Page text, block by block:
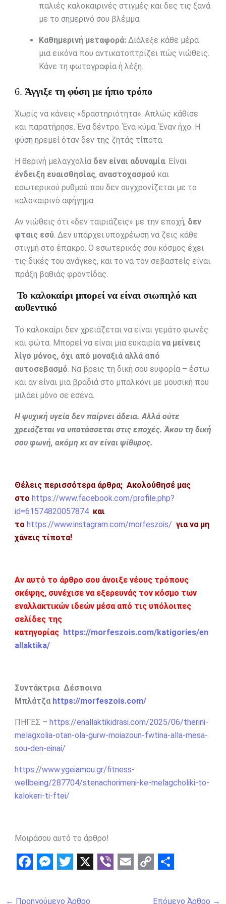
παλιές καλοκαιρινές στιγμές και δες τις ξανά
με το σημερινό σου βλέμμα.
Καθημερινή μεταφορά:Διάλεξε κάθε μέρα
μια εικόνα που αντικατοπτρίζει πώς νιώθεις.
Κάνε τη φωτογραφία ή λέξη.
6. Άγγιξε τη φύση με ήπιο τρόπο
Χωρίς να κάνεις «δραστηριότητα». Απλώς κάθισε
και παρατήρησε. Ένα δέντρο. Ένα κύμα. Έναν ήχο. Η
φύση ηρεμεί όταν δεν της ζητάς τίποτα.
Η θερινή μελαγχολία δεν είναι αδυναμία. Είναι
ένδειξη ευαισθησίας, αναστοχασμούκαι
εσωτερικού ρυθμού που δεν συγχρονίζεται με το
καλοκαιρινό αφήγημα.
Αν νιώθεις ότι «δεν ταιριάζεις» με την εποχή, δεν
φταις εσύ. Δεν υπάρχει υποχρέωση να ζεις κάθε
στιγμή στο έπακρο. Ο εσωτερικός σου κόσμος έχει
τις δικές του ανάγκες, και το να τον σεβαστείς είναι
πράξη βαθιάς φροντίδας.
Το καλοκαίρι μπορεί να είναι σιωπηλό και
αυθεντικό
Το καλοκαίρι δεν χρειάζεται να είναι γεμάτο φωνές
και φώτα. Μπορεί να είναι μια ευκαιρία να μείνεις
λίγο μόνος, όχι από μοναξιά αλλά από
αυτοσεβασμό . Να βρεις τη δική σου ευφορία – έστω
και αν είναι μια βραδιά στο μπαλκόνι με μουσική που
μιλάει μόνο σε εσένα.
Η ψυχική υγεία δεν παίρνει άδεια. Αλλά ούτε
χρειάζεται να υποτάσσεται στις εποχές. Άκου τη δική
σου φωνή, ακόμη κι αν είναι ψίθυρος.
Θέλεις περισσότερα άρθρα; Ακολούθησέ μας
στο https://www.facebook.com/profile.php?
id=61574820057874 και
το https://www.instagram.com/morfeszois/ για να μη
χάνεις τίποτα!
Αν αυτό το άρθρο σου άνοιξε νέους τρόπους
σκέψης, συνέχισε να εξερευνάς τον κόσμο των
εναλλακτικών ιδεών μέσα από τις υπόλοιπες
σελίδες της
κατηγορίας https://morfeszois.com/katigories/en
allaktika/
Συντάκτρια Δέσποινα
Μπλάτζα https://morfeszois.com/
ΠΗΓΕΣ – https://enallaktikidrasi.com/2025/06/therini-
melagxolia-otan-ola-gurw-moiazoun-fwtina-alla-mesa-
sou-den-einai/
https://www.ygeiamou.gr/fitness-
wellbeing/287704/stenachorimeni-ke-melagcholiki-to-
kalokeri-ti-ftei/
Μοιράσου αυτό το άρθρο!
a
w
h
← Προηγούμενο Άρθρο Επόμενο Άρθρο →